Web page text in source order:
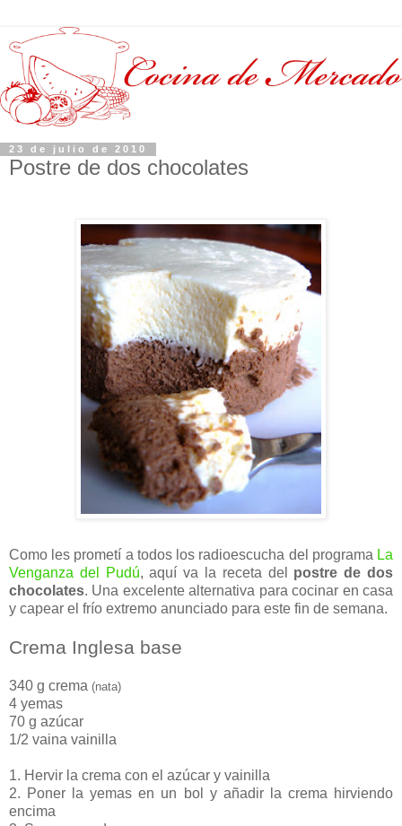
23 de julio de 2010
Postre de dos chocolates
Como les prometí a todos los radioescucha del programa La
Venganza del Pudú, aquí va la receta del postre de dos
chocolates. Una excelente alternativa para cocinar en casa
y capear el frío extremo anunciado para este fin de semana.
Crema Inglesa base
340 g crema (nata)
4 yemas
70 g azúcar
1/2 vaina vainilla
1. Hervir la crema con el azúcar y vainilla
2. Poner la yemas en un bol y añadir la crema hirviendo
encima